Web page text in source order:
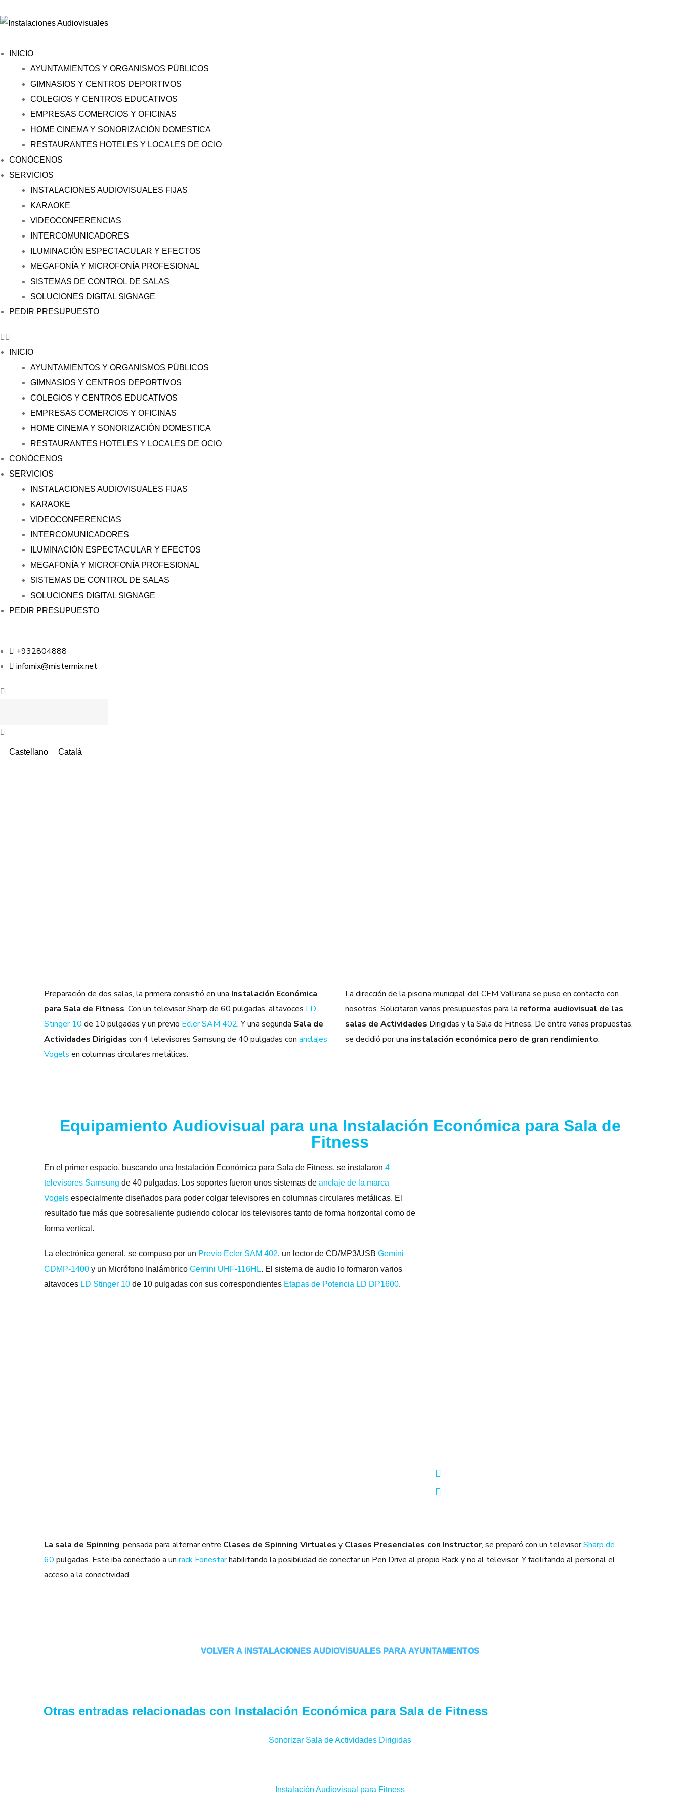
INICIO
AYUNTAMIENTOS Y ORGANISMOS PÚBLICOS
GIMNASIOS Y CENTROS DEPORTIVOS
COLEGIOS Y CENTROS EDUCATIVOS
EMPRESAS COMERCIOS Y OFICINAS
HOME CINEMA Y SONORIZACIÓN DOMESTICA
RESTAURANTES HOTELES Y LOCALES DE OCIO
CONÓCENOS
SERVICIOS
INSTALACIONES AUDIOVISUALES FIJAS
KARAOKE
VIDEOCONFERENCIAS
INTERCOMUNICADORES
ILUMINACIÓN ESPECTACULAR Y EFECTOS
MEGAFONÍA Y MICROFONÍA PROFESIONAL
SISTEMAS DE CONTROL DE SALAS
SOLUCIONES DIGITAL SIGNAGE
PEDIR PRESUPUESTO
INICIO
AYUNTAMIENTOS Y ORGANISMOS PÚBLICOS
GIMNASIOS Y CENTROS DEPORTIVOS
COLEGIOS Y CENTROS EDUCATIVOS
EMPRESAS COMERCIOS Y OFICINAS
HOME CINEMA Y SONORIZACIÓN DOMESTICA
RESTAURANTES HOTELES Y LOCALES DE OCIO
CONÓCENOS
SERVICIOS
INSTALACIONES AUDIOVISUALES FIJAS
KARAOKE
VIDEOCONFERENCIAS
INTERCOMUNICADORES
ILUMINACIÓN ESPECTACULAR Y EFECTOS
MEGAFONÍA Y MICROFONÍA PROFESIONAL
SISTEMAS DE CONTROL DE SALAS
SOLUCIONES DIGITAL SIGNAGE
PEDIR PRESUPUESTO
+932804888
infomix@mistermix.net
Castellano Català
Preparación de dos salas, la primera consistió en una Instalación Económica
para Sala de Fitness. Con un televisor Sharp de 60 pulgadas, altavoces LD
Stinger 10 de 10 pulgadas y un previo Ecler SAM 402. Y una segunda Sala de
Actividades Dirigidas con 4 televisores Samsung de 40 pulgadas con anclajes
Vogels en columnas circulares metálicas.
La dirección de la piscina municipal delCEM Vallirana se puso en contacto con
nosotros. Solicitaron varios presupuestos para la reforma audiovisual de las
salas de Actividades Dirigidas y la Sala de Fitness. De entre varias propuestas,
se decidió por una instalación económica pero de gran rendimiento.
Equipamiento Audiovisual para una Instalación Económica para Sala de
Fitness
En el primer espacio, buscando una Instalación Económica para Sala de Fitness, se instalaron 4
televisores Samsung de 40 pulgadas. Los soportes fueron unos sistemas de anclaje de la marca
Vogels especialmente diseñados para poder colgar televisores en columnas circulares metálicas. El
resultado fue más que sobresaliente pudiendo colocar los televisores tanto de forma horizontal como de
forma vertical.
La electrónica general, se compuso por un Previo Ecler SAM 402, un lector de CD/MP3/USBGemini
CDMP-1400 y un Micrófono InalámbricoGemini UHF-116HL. El sistema de audio lo formaron varios
altavoces LD Stinger 10 de 10 pulgadas con sus correspondientes Etapas de Potencia LD DP1600.
La sala de Spinning, pensadapara alternar entre Clases de Spinning Virtuales y Clases Presenciales con Instructor, se preparó con un televisorSharp de
60 pulgadas. Este iba conectado a unrack Fonestarhabilitando la posibilidad de conectar un Pen Drive al propio Rack y no al televisor. Y facilitando al personal el
acceso a la conectividad.
VOLVER A INSTALACIONES AUDIOVISUALES PARA AYUNTAMIENTOS
Otras entradas relacionadas con Instalación Económica para Sala de Fitness
Sonorizar Sala de Actividades Dirigidas
Instalación Audiovisual para Fitness